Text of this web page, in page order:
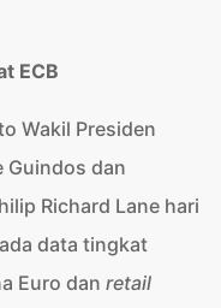
ECB
Wakil Presiden
Guindos dan
Richard Lane hari
data tingkat
Euro dan retail